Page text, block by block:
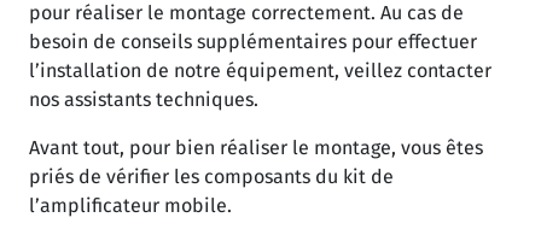
pour réaliser le montage correctement. Au cas de
besoin de conseils supplémentaires pour effectuer
l’installation de notre équipement, veillez contacter
nos assistants techniques.
Avant tout, pour bien réaliser le montage, vous êtes
priés de vérifier les composants du kit de
l’amplificateur mobile.